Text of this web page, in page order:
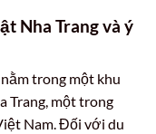
Nha Trang và ý
trong một khu
Trang, một trong
Nam. Đối với du